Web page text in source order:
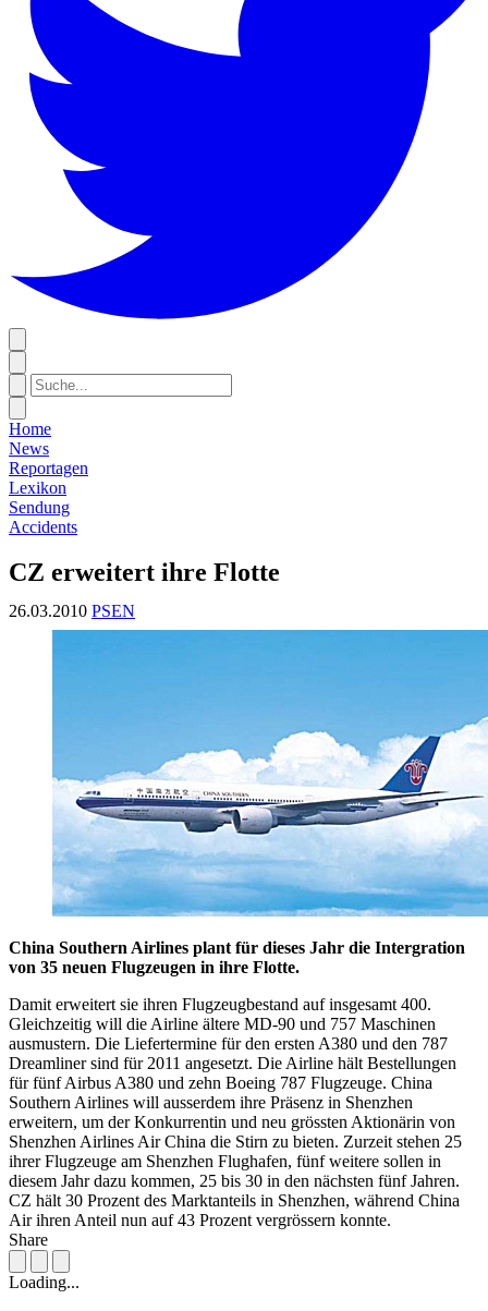
Home
News
Reportagen
Lexikon
Sendung
Accidents
CZ erweitert ihre Flotte
26.03.2010 PSEN
China Southern Airlines plant für dieses Jahr die Intergration
von 35 neuen Flugzeugen in ihre Flotte.
Damit erweitert sie ihren Flugzeugbestand auf insgesamt 400.
Gleichzeitig will die Airline ältere MD-90 und 757 Maschinen
ausmustern. Die Liefertermine für den ersten A380 und den 787
Dreamliner sind für 2011 angesetzt. Die Airline hält Bestellungen
für fünf Airbus A380 und zehn Boeing 787 Flugzeuge. China
Southern Airlines will ausserdem ihre Präsenz in Shenzhen
erweitern, um der Konkurrentin und neu grössten Aktionärin von
Shenzhen Airlines Air China die Stirn zu bieten. Zurzeit stehen 25
ihrer Flugzeuge am Shenzhen Flughafen, fünf weitere sollen in
diesem Jahr dazu kommen, 25 bis 30 in den nächsten fünf Jahren.
CZ hält 30 Prozent des Marktanteils in Shenzhen, während China
Air ihren Anteil nun auf 43 Prozent vergrössern konnte.
Share
Loading...